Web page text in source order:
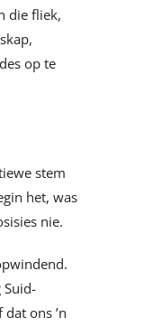
die fliek,
op te
stem
het, was
nie.
ons ’n